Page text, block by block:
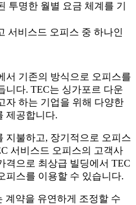
투명한 월별 요금 체계를 기
서비스드 오피스 중 하나인
서 기존의 방식으로 오피스를
니다. TEC는 싱가포르 다운
자 하는 기업을 위해 다양한
제공합니다.
지불하고, 장기적으로 오피스
서비스드 오피스의 고객사
격으로 최상급 빌딩에서 TEC
피스를 이용할 수 있습니다.
계약을 유연하게 조정할 수